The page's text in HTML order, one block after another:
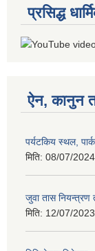
प्रसिद्ध
ऐन, कानुन
पर्यटकिय स्थल,
मिति: 08/07/
जुवा तास
मिति: 12/07/